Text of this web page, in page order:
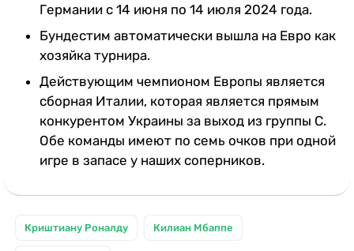
Германии с 14 июня по 14 июля 2024 года.
Бундестим автоматически вышла на Евро как
хозяйка турнира.
Действующим чемпионом Европы является
сборная Италии, которая является прямым
конкурентом Украины за выход из группы С.
Обе команды имеют по семь очков при одной
игре в запасе у наших соперников.
Криштиану Роналду Килиан Мбаппе